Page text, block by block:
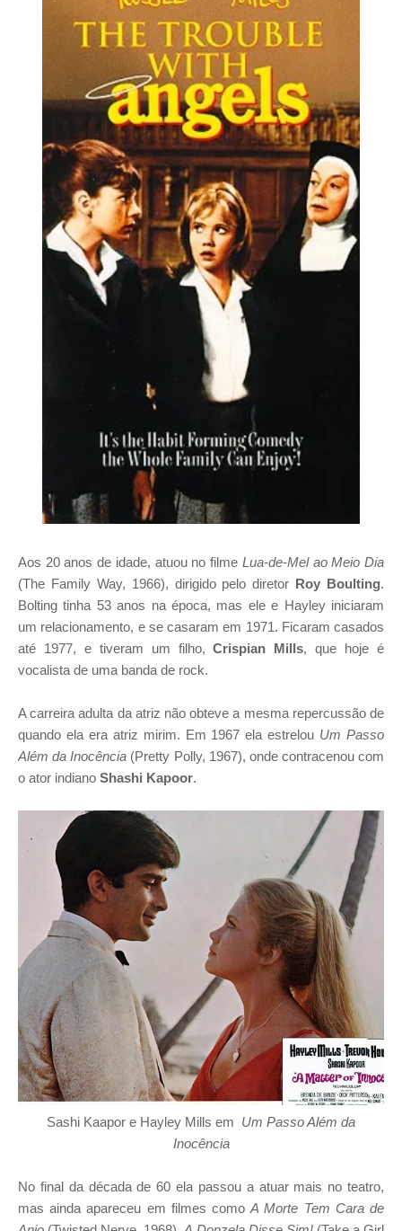
Aos 20 anos de idade, atuou no filme Lua-de-Mel ao Meio Dia
(The Family Way, 1966), dirigido pelo diretor Roy Boulting.
Bolting tinha 53 anos na época, mas ele e Hayley iniciaram
um relacionamento, e se casaram em 1971. Ficaram casados
até 1977, e tiveram um filho,Crispian Mills, que hoje é
vocalista de uma banda de rock.
A carreira adulta da atriz não obteve a mesma repercussão de
quando ela era atriz mirim. Em 1967 ela estrelou Um Passo
Além da Inocência (Pretty Polly, 1967), onde contracenou com
o ator indiano Shashi Kapoor.
Sashi Kaapor e Hayley Mills em Um Passo Além da
Inocência
No final da década de 60 ela passou a atuar mais no teatro,
mas ainda apareceu em filmes comoA Morte Tem Cara de